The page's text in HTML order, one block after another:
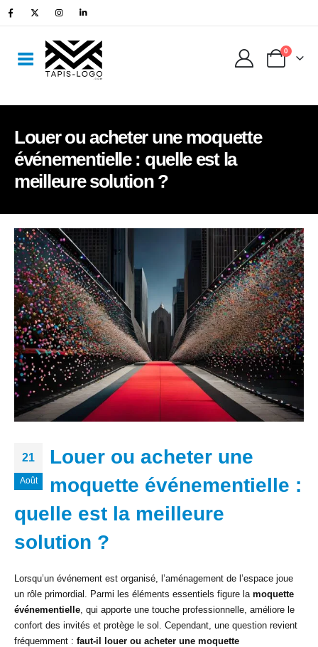
0
Louer ou acheter une moquette
événementielle : quelle est la
meilleure solution ?
21
Août
Louer ou acheter une
moquette événementielle :
quelle est la meilleure
solution ?
Lorsqu’un événement est organisé, l’aménagement de l’espace joue
un rôle primordial. Parmi les éléments essentiels figure la moquette
événementielle , qui apporte une touche professionnelle, améliore le
confort des invités et protège le sol. Cependant, une question revient
fréquemment : faut-il louer ou acheter une moquette